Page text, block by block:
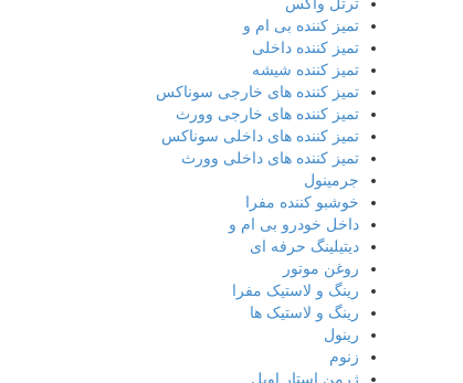
ترتل واکس
تمیز کننده بی ام و
تمیز کننده داخلی
تمیز کننده شیشه
تمیز کننده های خارجی سوناکس
تمیز کننده های خارجی وورث
تمیز کننده های داخلی سوناکس
تمیز کننده های داخلی وورث
جرمینول
خوشبو کننده مفرا
داخل خودرو بی ام و
دیتیلینگ حرفه ای
روغن موتور
رینگ و لاستیک مفرا
رینگ و لاستیک ها
رینول
زنوم
ژرمن استار اویل